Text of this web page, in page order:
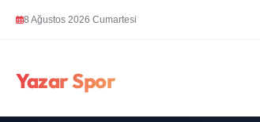
8 Ağustos 2026 Cumartesi
Yazar Spor